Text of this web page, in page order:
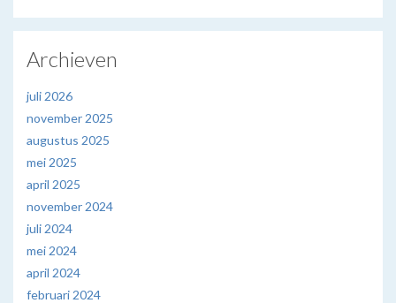
Archieven
juli 2026
november 2025
augustus 2025
mei 2025
april 2025
november 2024
juli 2024
mei 2024
april 2024
februari 2024